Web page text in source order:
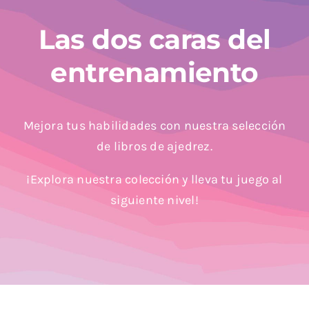
Juegos Educativos e Ingenio
Las dos caras del
entrenamiento
Mejora tus habilidades con nuestra selección
de libros de ajedrez.
¡Explora nuestra colección y lleva tu juego al
siguiente nivel!